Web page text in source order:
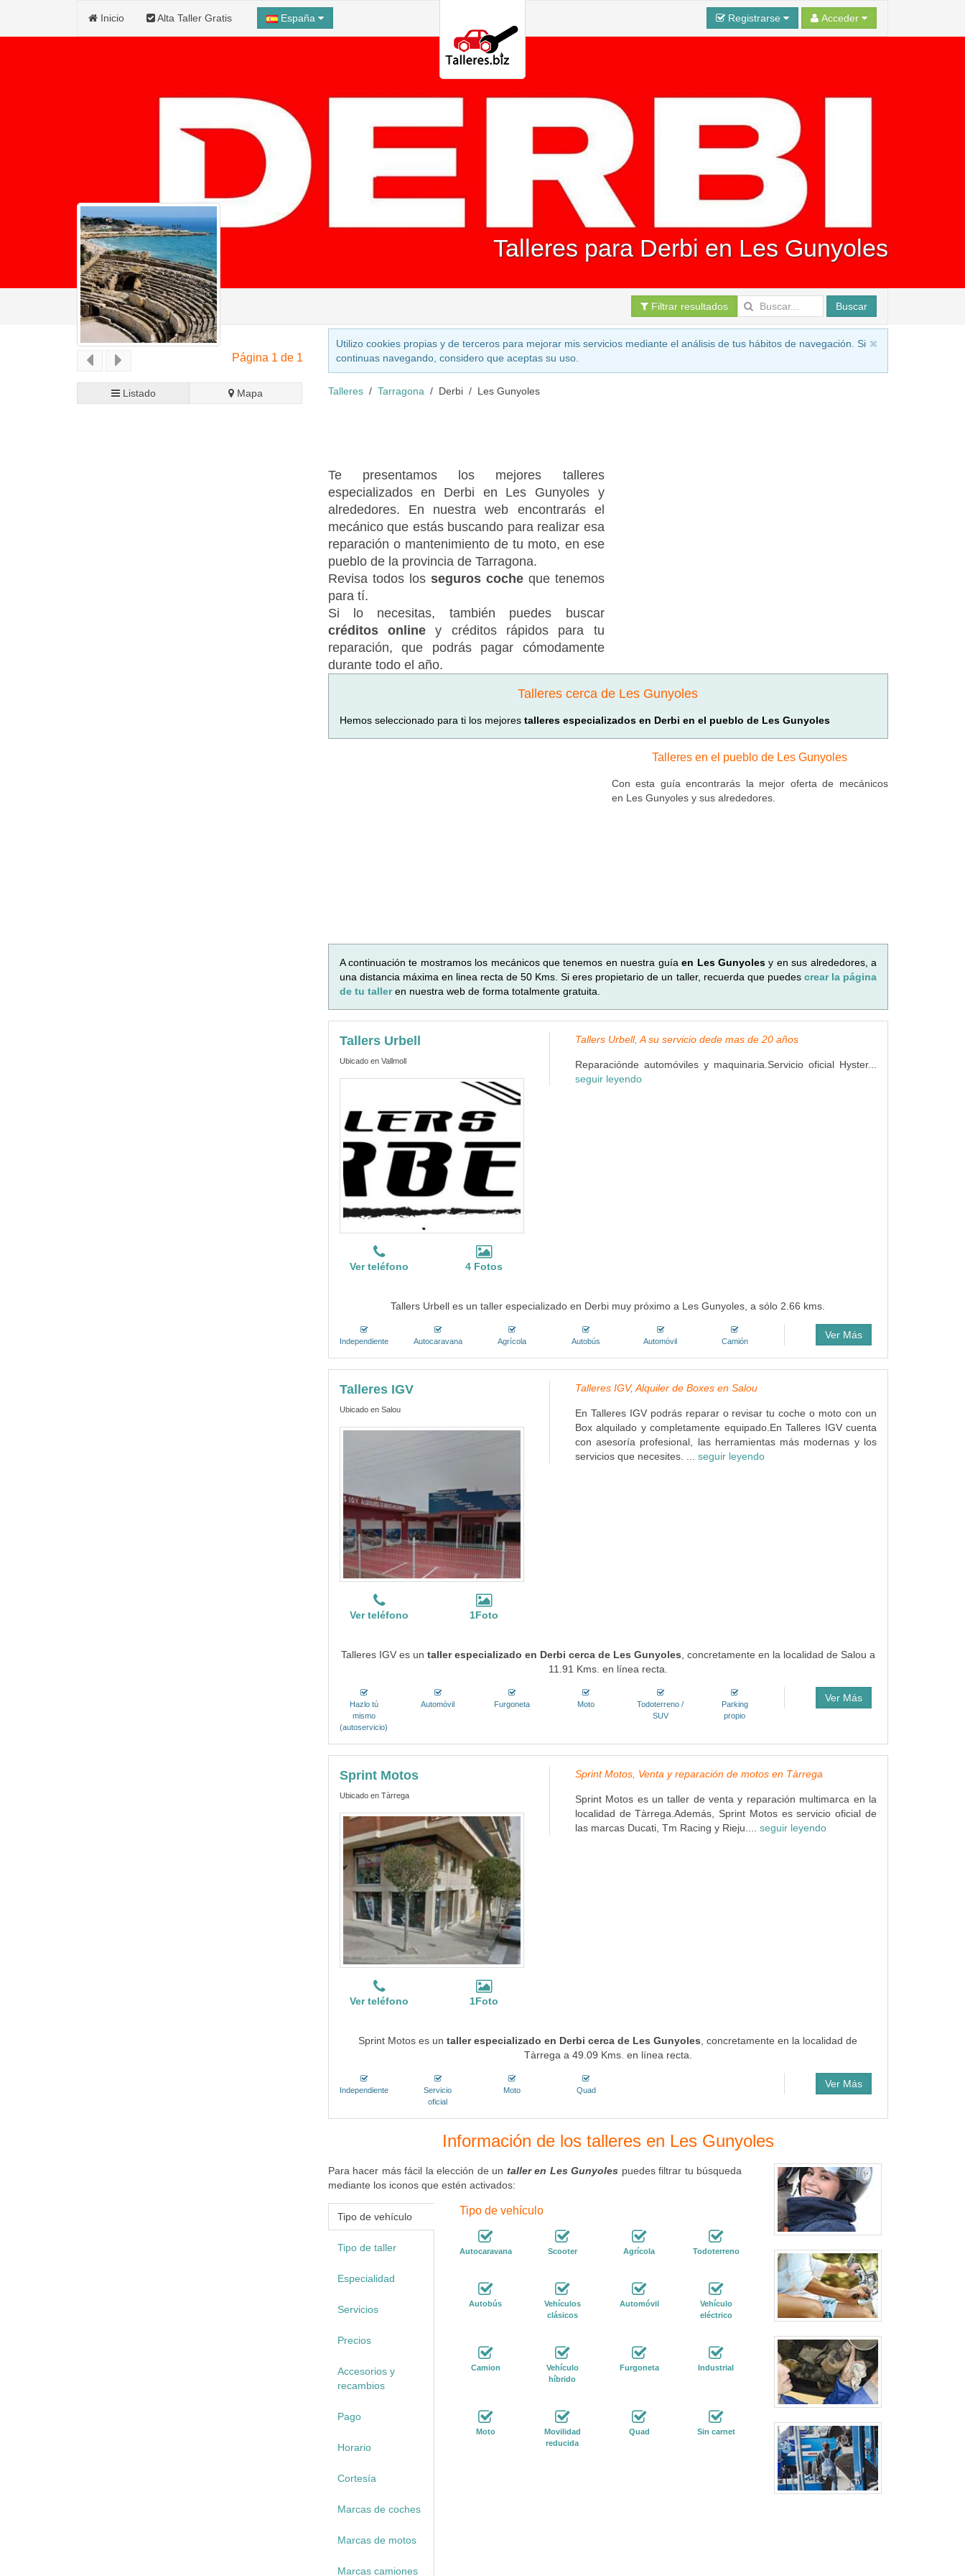
Inicio Alta Taller Gratis España Registrarse Acceder
Talleres para Derbi en Les Gunyoles
Filtrar resultados Buscar
Página 1 de 1
Listado Mapa
Utilizo cookies propias y de terceros para mejorar mis servicios mediante el análisis de tus hábitos de navegación. Si
continuas navegando, considero que aceptas su uso.
Talleres Tarragona Derbi Les Gunyoles
Te presentamos los mejores talleres
especializados en Derbi en Les Gunyoles y
alrededores. En nuestra web encontrarás el
mecánico que estás buscando para realizar esa
reparación o mantenimiento de tu moto, en ese
pueblo de la provincia de Tarragona.
Revisa todos los seguros cocheque tenemos
para tí.
Si lo necesitas, también puedes buscar
créditos onliney créditos rápidos para tu
reparación, que podrás pagar cómodamente
durante todo el año.
Talleres cerca de Les Gunyoles
Hemos seleccionado para ti los mejores talleres especializados en Derbi en el pueblo de Les Gunyoles
Talleres en el pueblo de Les Gunyoles
Con esta guía encontrarás la mejor oferta de mecánicos
en Les Gunyoles y sus alrededores.
A continuación te mostramos los mecánicos que tenemos en nuestra guíaen Les Gunyolesy en sus alrededores, a
una distancia máxima en linea recta de 50 Kms. Si eres propietario de un taller, recuerda que puedes crear la página
de tu talleren nuestra web de forma totalmente gratuita.
Tallers Urbell
Ubicado en Vallmoll
Ver teléfono 4 Fotos
Tallers Urbell, A su servicio dede mas de 20 años
Reparaciónde automóviles y maquinaria.Servicio oficial Hyster...
seguir leyendo
Tallers Urbell es un taller especializado en Derbi muy próximo a Les Gunyoles, a sólo 2.66 kms.
Independiente Autocaravana Agrícola Autobús Automóvil Camión
Ver Más
Talleres IGV
Ubicado en Salou
Ver teléfono 1Foto
Talleres IGV, Alquiler de Boxes en Salou
En Talleres IGV podrás reparar o revisar tu coche o moto con un
Box alquilado y completamente equipado.En Talleres IGV cuenta
con asesoría profesional, las herramientas más modernas y los
servicios que necesites. ... seguir leyendo
Talleres IGV es un taller especializado en Derbi cerca de Les Gunyoles , concretamente en la localidad de Salou a
11.91 Kms. en línea recta.
Hazlo tú
mismo
(autoservicio)
Automóvil Furgoneta Moto
Todoterreno /
SUV
Parking
propio
Ver Más
Sprint Motos
Ubicado en Tàrrega
Ver teléfono 1Foto
Sprint Motos, Venta y reparación de motos en Tàrrega
Sprint Motos es un taller de venta y reparación multimarca en la
localidad de Tàrrega.Además, Sprint Motos es servicio oficial de
las marcas Ducati, Tm Racing y Rieju.... seguir leyendo
Sprint Motos es untaller especializado en Derbi cerca de Les Gunyoles , concretamente en la localidad de
Tàrrega a 49.09 Kms. en línea recta.
Independiente
Servicio
oficial
Moto Quad
Ver Más
Información de los talleres en Les Gunyoles
Para hacer más fácil la elección de un taller en Les Gunyoles puedes filtrar tu búsqueda
mediante los iconos que estén activados:
Tipo de vehículo
Tipo de taller
Especialidad
Servicios
Precios
Accesorios y
recambios
Pago
Horario
Cortesía
Marcas de coches
Marcas de motos
Marcas camiones
Tipo de vehículo
Autocaravana Scooter Agrícola Todoterreno
Autobús
Vehículos
clásicos
Automóvil
Vehículo
eléctrico
Camion
Vehículo
híbrido
Furgoneta Industrial
Moto
Movilidad
reducida
Quad Sin carnet